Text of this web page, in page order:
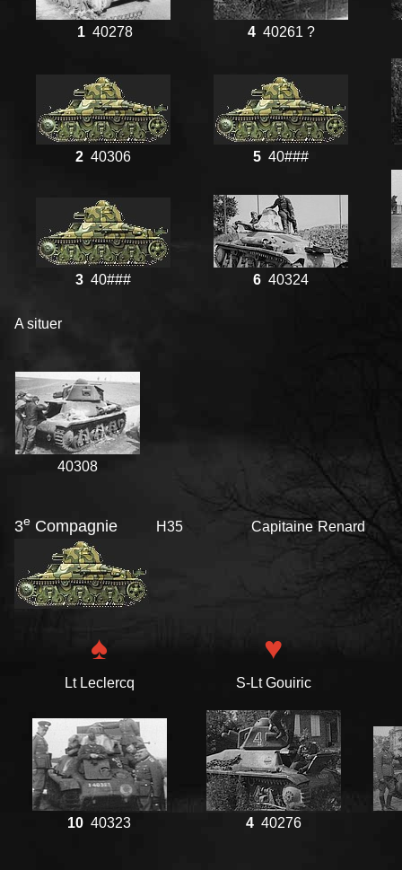
1 40278 440261 ?
2 40306 5 40###
3 40### 6 40324
A situer
40308
3e Compagnie H35 Capitaine Renard
♠
Lt Leclercq
♥
S-Lt Gouiric
10 40323 440276